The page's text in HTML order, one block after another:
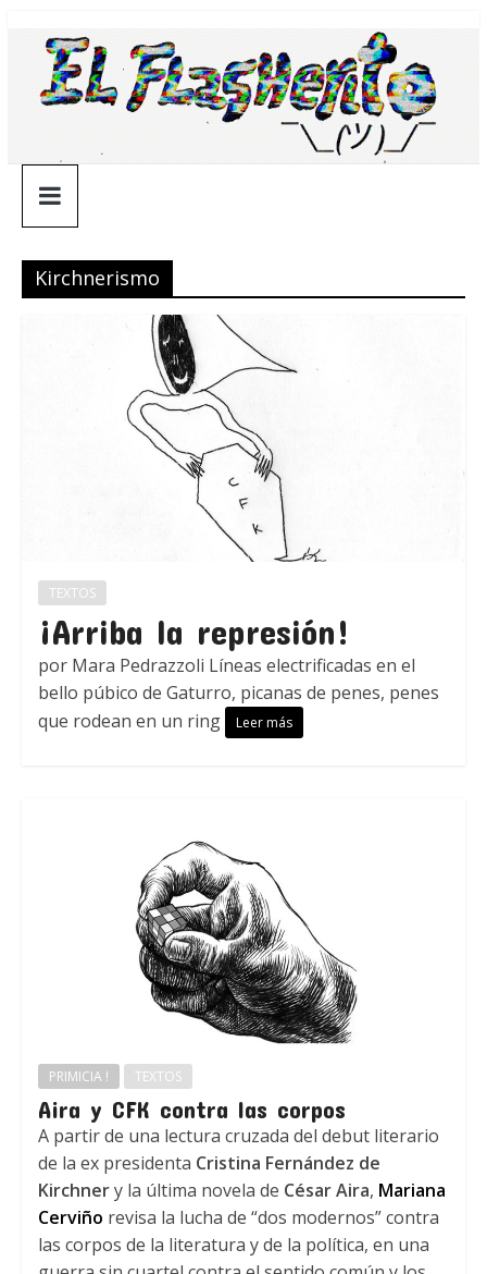
contenido
¯\_(ツ)_/
¯
Kirchnerismo
TEXTOS
¡Arriba la represión!
por Mara Pedrazzoli Líneas electrificadas en el
bello púbico de Gaturro, picanas de penes, penes
que rodean en un ring
Leer más
PRIMICIA ! TEXTOS
Aira y CFK contra las corpos
A partir de una lectura cruzada del debut literario
de la ex presidenta Cristina Fernández de
Kirchnery la última novela de César Aira, Mariana
Cerviño revisa la lucha de “dos modernos” contra
las corpos de la literatura y de la política, en una